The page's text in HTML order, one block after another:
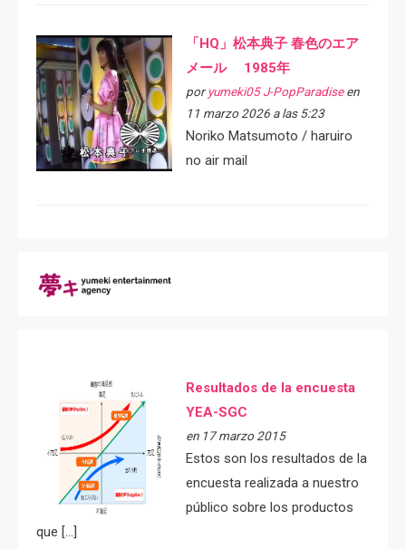
「HQ」松本典子 春色のエア
メール 1985年
por yumeki05 J-PopParadiseen
11 marzo 2026 a las 5:23
Noriko Matsumoto / haruiro
no air mail
Resultados de la encuesta
YEA-SGC
en 17 marzo 2015
Estos son los resultados de la
encuesta realizada a nuestro
público sobre los productos
que […]